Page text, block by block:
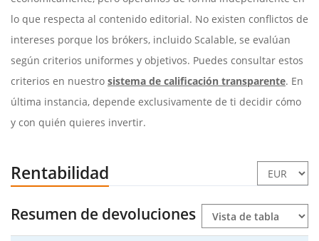
lo que respecta al contenido editorial. No existen conflictos de
intereses porque los brókers, incluido Scalable, se evalúan
según criterios uniformes y objetivos. Puedes consultar estos
criterios en nuestro sistema de calificación transparente. En
última instancia, depende exclusivamente de ti decidir cómo
y con quién quieres invertir.
Rentabilidad
Resumen de devoluciones